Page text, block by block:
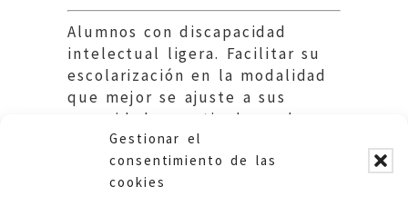
Gestionar el
consentimiento de las
cookies
Alumnos con discapacidad
intelectual ligera. Facilitar su
escolarización en la modalidad
que mejor se ajuste a sus
necesidades particulares de
apoyo educativo. DGA.